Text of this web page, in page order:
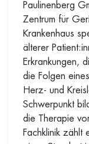
Paulinenberg
Zentrum für
Krankenhaus
älterer
Erkrankungen,
die Folgen
Herz- und
Schwerpunkt
die Therapie
Fachklinik